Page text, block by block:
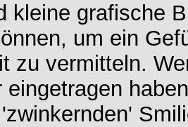
kleine grafische
um ein
zu vermitteln.
eingetragen